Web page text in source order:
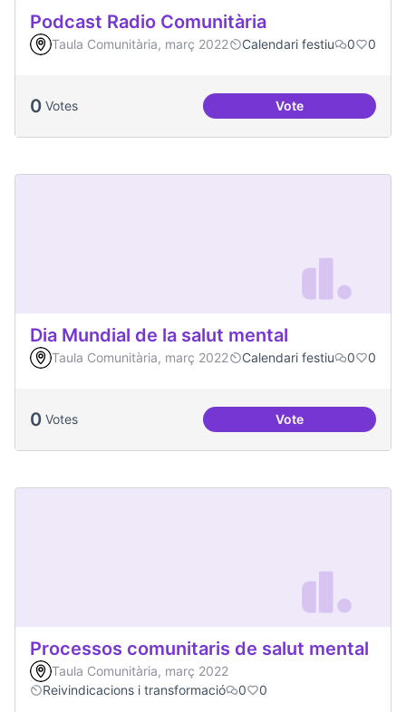
Podcast Radio Comunitària
Taula Comunitària, març 2022 Calendari festiu 0 0
0 Votes VotePodcast Radio
Dia Mundial de la salut mental
Taula Comunitària, març 2022 Calendari festiu 0 0
0 Votes VoteDia Mundial de la
Processos comunitaris de salut mental
Taula Comunitària, març 2022
Reivindicacions i transformació
0 0